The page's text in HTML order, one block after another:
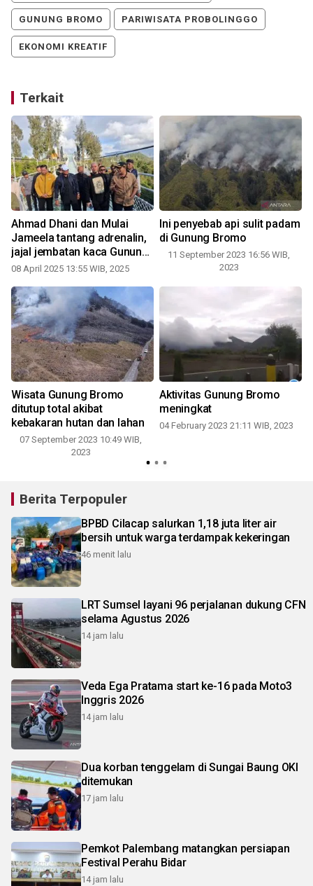
GUNUNG BROMO PARIWISATA PROBOLINGGO
EKONOMI KREATIF
Terkait
Ahmad Dhani dan Mulai
Jameela tantang adrenalin,
jajal jembatan kaca Gunung
Bromo
08 April 2025 13:55 WIB, 2025
Ini penyebab api sulit padam
di Gunung Bromo
11 September 2023 16:56 WIB,
2023
Wisata Gunung Bromo
ditutup total akibat
kebakaran hutan dan lahan
07 September 2023 10:49 WIB,
2023
Aktivitas Gunung Bromo
meningkat
04 February 2023 21:11 WIB, 2023
Berita Terpopuler
BPBD Cilacap salurkan 1,18 juta liter air
bersih untuk warga terdampak kekeringan
46 menit lalu
LRT Sumsel layani 96 perjalanan dukung CFN
selama Agustus 2026
14 jam lalu
Veda Ega Pratama start ke-16 pada Moto3
Inggris 2026
14 jam lalu
Dua korban tenggelam di Sungai Baung OKI
ditemukan
17 jam lalu
Pemkot Palembang matangkan persiapan
Festival Perahu Bidar
14 jam lalu